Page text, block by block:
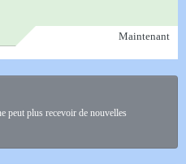
Maintenant
peut plus recevoir de nouvelles